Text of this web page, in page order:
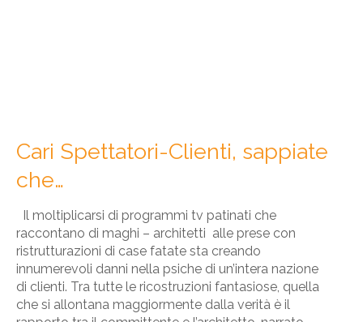
Cari Spettatori-Clienti, sappiate
che…
Il moltiplicarsi di programmi tv patinati che
raccontano di maghi – architetti alle prese con
ristrutturazioni di case fatate sta creando
innumerevoli danni nella psiche di un’intera nazione
di clienti. Tra tutte le ricostruzioni fantasiose, quella
che si allontana maggiormente dalla verità è il